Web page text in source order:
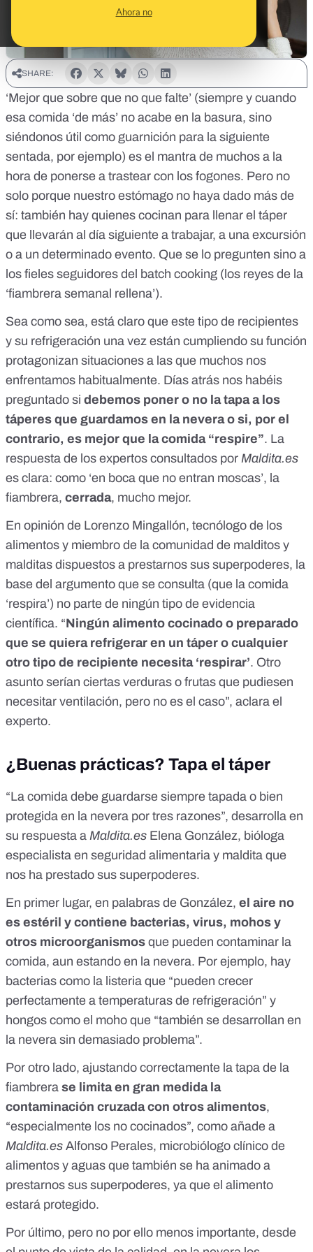
Ahora no
SHARE:
‘Mejor que sobre que no que falte’ (siempre y cuando
esa comida ‘de más’ no acabe en la basura, sino
siéndonos útil como guarnición para la siguiente
sentada, por ejemplo) es el mantra de muchos a la
hora de ponerse a trastear con los fogones. Pero no
solo porque nuestro estómago no haya dado más de
sí: también hay quienes cocinan para llenar el táper
que llevarán al día siguiente a trabajar, a una excursión
o a un determinado evento. Que se lo pregunten sino a
los fieles seguidores del batch cooking (los reyes de la
‘fiambrera semanal rellena’).
Sea como sea, está claro que este tipo de recipientes
y su refrigeración una vez están cumpliendo su función
protagonizan situaciones a las que muchos nos
enfrentamos habitualmente. Días atrás nos habéis
preguntado si debemos poner o no la tapa a los
táperes que guardamos en la nevera o si, por el
contrario, es mejor que la comida “respire”. La
respuesta de los expertos consultados por Maldita.es
es clara: como ‘en boca que no entran moscas’, la
fiambrera, cerrada, mucho mejor.
En opinión de Lorenzo Mingallón, tecnólogo de los
alimentos y miembro de la comunidad de malditos y
malditas dispuestos a prestarnos sus superpoderes, la
base del argumento que se consulta (que la comida
‘respira’) no parte de ningún tipo de evidencia
científica. “Ningún alimento cocinado o preparado
que se quiera refrigerar en un táper o cualquier
otro tipo de recipiente necesita ‘respirar’. Otro
asunto serían ciertas verduras o frutas que pudiesen
necesitar ventilación, pero no es el caso”, aclara el
experto.
¿Buenas prácticas? Tapa el táper
“La comida debe guardarse siempre tapada o bien
protegida en la nevera por tres razones”, desarrolla en
su respuesta a Maldita.es Elena González, bióloga
especialista en seguridad alimentaria y maldita que
nos ha prestado sus superpoderes.
En primer lugar, en palabras de González, el aire no
es estéril y contiene bacterias, virus, mohos y
otros microorganismos que pueden contaminar la
comida, aun estando en la nevera. Por ejemplo, hay
bacterias como la listeria que “pueden crecer
perfectamente a temperaturas de refrigeración” y
hongos como el moho que “también se desarrollan en
la nevera sin demasiado problema”.
Por otro lado, ajustando correctamente la tapa de la
fiambrera se limita en gran medida la
contaminación cruzadacon otros alimentos,
“especialmente los no cocinados”, como añade a
Maldita.es Alfonso Perales, microbiólogo clínico de
alimentos y aguas que también se ha animado a
prestarnos sus superpoderes, ya que el alimento
estará protegido.
Por último, pero no por ello menos importante, desde